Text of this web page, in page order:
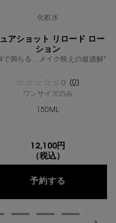
ピンクヌード - のカラー YSL ラ
レンチモードなミルキーピンク -
- シックなローズヌード - のカラ
ピーチ - 抜け感のあるピーチヌー
ド リップスティック
化粧水
アショット リロード ロー
ション
で満ちる、メイク映えの最適解*
0
(0)
ワンサイズのみ
150ML
12,100円
（税込）
予約する